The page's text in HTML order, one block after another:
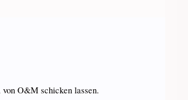
O&M schicken lassen.